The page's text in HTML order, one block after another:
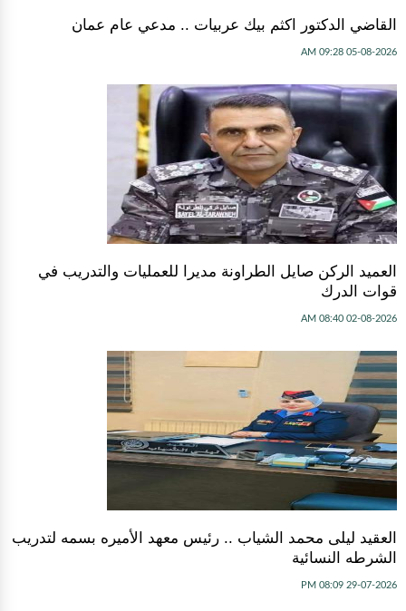
القاضي الدكتور اكثم بيك عربيات .. مدعي عام عمان
05-08-2026 09:28 AM
العميد الركن صايل الطراونة مديرا للعمليات والتدريب في
قوات الدرك
02-08-2026 08:40 AM
العقيد ليلى محمد الشياب .. رئيس معهد الأميره بسمه لتدريب
الشرطه النسائية
29-07-2026 08:09 PM